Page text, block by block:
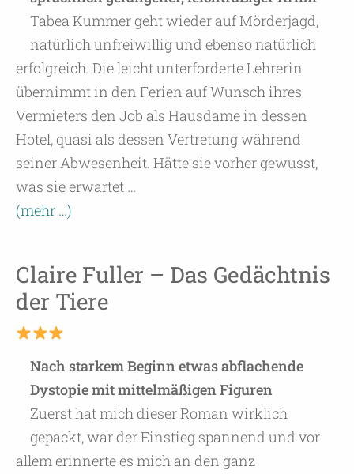
Tabea Kummer geht wieder auf Mörderjagd,
natürlich unfreiwillig und ebenso natürlich
erfolgreich. Die leicht unterforderte Lehrerin
übernimmt in den Ferien auf Wunsch ihres
Vermieters den Job als Hausdame in dessen
Hotel, quasi als dessen Vertretung während
seiner Abwesenheit. Hätte sie vorher gewusst,
was sie erwartet …
(mehr …)
Claire Fuller – Das Gedächtnis
der Tiere
Nach starkem Beginn etwas abflachende
Dystopie mit mittelmäßigen Figuren
Zuerst hat mich dieser Roman wirklich
gepackt, war der Einstieg spannend und vor
allem erinnerte es mich an den ganz